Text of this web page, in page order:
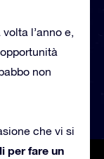
l’anno e,
non
che vi si
per fare un